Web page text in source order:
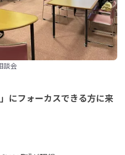
談会
にフォーカスできる方に来